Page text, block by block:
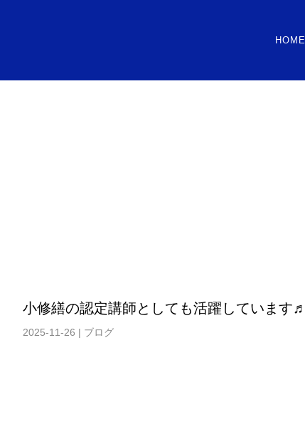
HOME
小修繕の認定講師としても活躍しています♬
2025-11-26 | ブログ